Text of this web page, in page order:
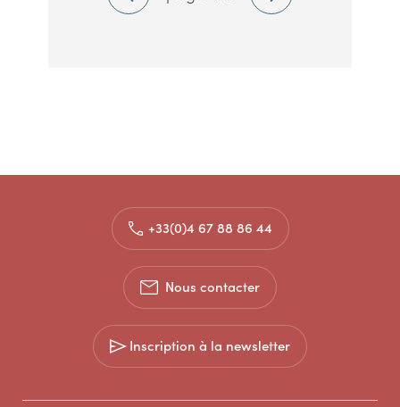
+33(0)4 67 88 86 44
Nous contacter
Inscription à la newsletter